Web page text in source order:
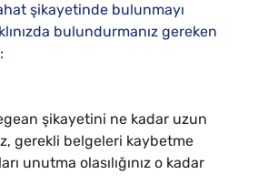
şikayetinde bulunmayı
bulundurmanız gereken
şikayetini ne kadar uzun
gerekli belgeleri kaybetme
unutma olasılığınız o kadar